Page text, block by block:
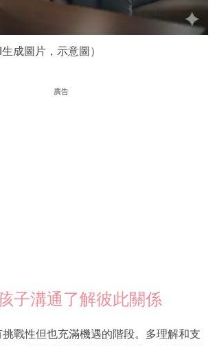
成圖片，示意圖）
廣告
子溝通了解彼此關係
戰性但也充滿機遇的階段。多理解和支